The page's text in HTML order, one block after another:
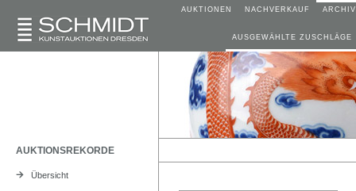
AUKTIONEN NACHVERKAUF ARCHIV
AUSGEWÄHLTE ZUSCHLÄGE
AUKTIONSREKORDE
Übersicht